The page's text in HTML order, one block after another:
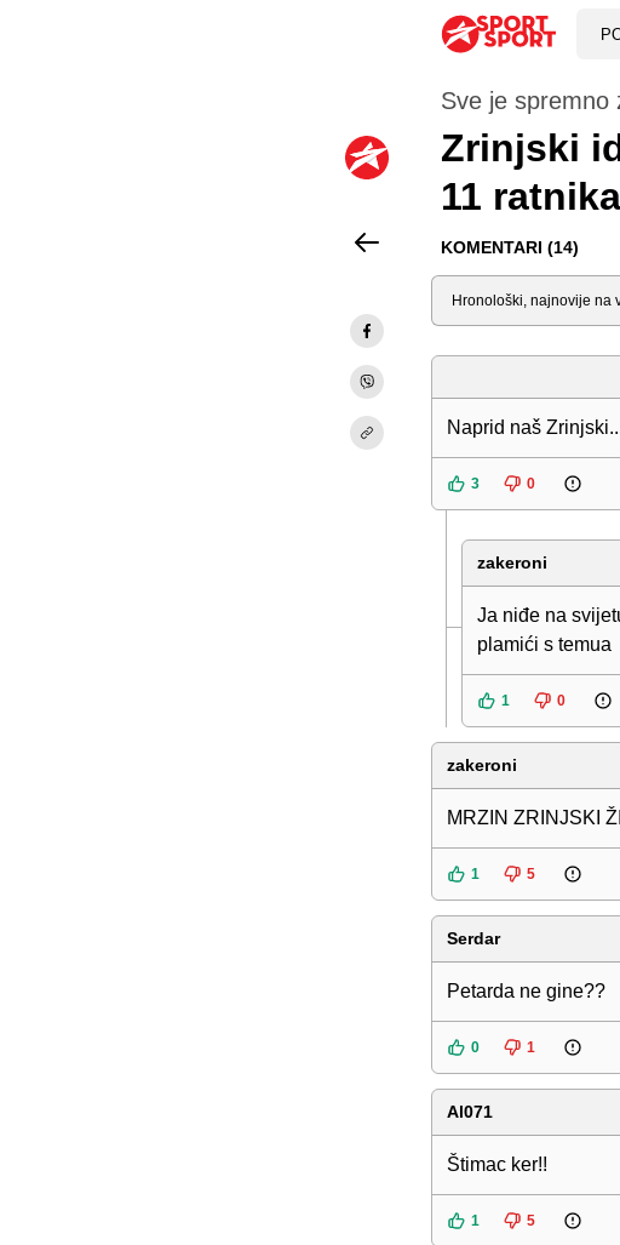
Sve je spremno
Zrinjski
11
KOMENTARI (14)
Sortiraj
Naprid naš
3 0
zakeroni
Ja niđe na
plamići s temua
1 0
zakeroni
MRZIN ZRINJSKI
1 5
Serdar
Petarda ne gine??
0 1
Al071
Štimac ker!!
1 5